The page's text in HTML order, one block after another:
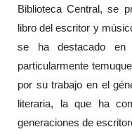
Biblioteca Central, se
libro del escritor y
se ha destacado
particularmente
por su trabajo en el
literaria, la que ha
generaciones de